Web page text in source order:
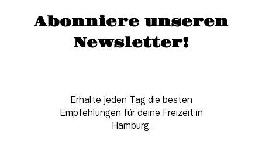
Abonniere unseren
Newsletter!
Erhalte jeden Tag die besten
Empfehlungen für deine Freizeit in
Hamburg.